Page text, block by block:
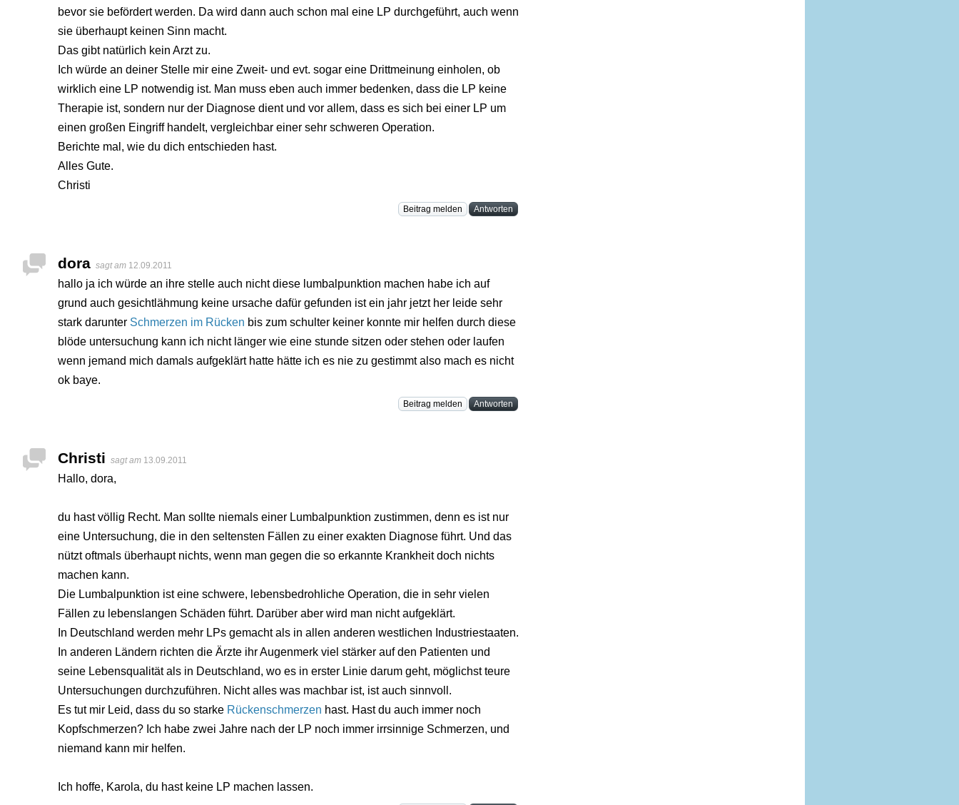
bevor sie befördert werden. Da wird dann auch schon mal eine LP durchgeführt, auch wenn
sie überhaupt keinen Sinn macht.
Das gibt natürlich kein Arzt zu.
Ich würde an deiner Stelle mir eine Zweit- und evt. sogar eine Drittmeinung einholen, ob
wirklich eine LP notwendig ist. Man muss eben auch immer bedenken, dass die LP keine
Therapie ist, sondern nur der Diagnose dient und vor allem, dass es sich bei einer LP um
einen großen Eingriff handelt, vergleichbar einer sehr schweren Operation.
Berichte mal, wie du dich entschieden hast.
Alles Gute.
Christi
Beitrag melden Antworten
dora sagt am 12.09.2011
hallo ja ich würde an ihre stelle auch nicht diese lumbalpunktion machen habe ich auf
grund auch gesichtlähmung keine ursache dafür gefunden ist ein jahr jetzt her leide sehr
stark darunter Schmerzen im Rücken bis zum schulter keiner konnte mir helfen durch diese
blöde untersuchung kann ich nicht länger wie eine stunde sitzen oder stehen oder laufen
wenn jemand mich damals aufgeklärt hatte hätte ich es nie zu gestimmt also mach es nicht
ok baye.
Beitrag melden Antworten
Christi sagt am 13.09.2011
Hallo, dora,
du hast völlig Recht. Man sollte niemals einer Lumbalpunktion zustimmen, denn es ist nur
eine Untersuchung, die in den seltensten Fällen zu einer exakten Diagnose führt. Und das
nützt oftmals überhaupt nichts, wenn man gegen die so erkannte Krankheit doch nichts
machen kann.
Die Lumbalpunktion ist eine schwere, lebensbedrohliche Operation, die in sehr vielen
Fällen zu lebenslangen Schäden führt. Darüber aber wird man nicht aufgeklärt.
In Deutschland werden mehr LPs gemacht als in allen anderen westlichen Industriestaaten.
In anderen Ländern richten die Ärzte ihr Augenmerk viel stärker auf den Patienten und
seine Lebensqualität als in Deutschland, wo es in erster Linie darum geht, möglichst teure
Untersuchungen durchzuführen. Nicht alles was machbar ist, ist auch sinnvoll.
Es tut mir Leid, dass du so starke Rückenschmerzen hast. Hast du auch immer noch
Kopfschmerzen? Ich habe zwei Jahre nach der LP noch immer irrsinnige Schmerzen, und
niemand kann mir helfen.
Ich hoffe, Karola, du hast keine LP machen lassen.